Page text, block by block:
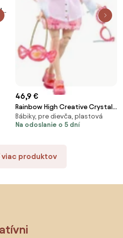
46,9 €
Rainbow High Creative Crystals
Bábika Bella 121367
Bábiky, pre dievča, plastová
Na odoslanie o 5 dní
produktov